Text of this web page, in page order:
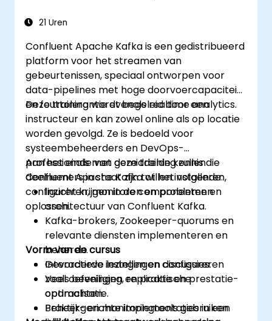
21 Uren
Confluent Apache Kafka is een gedistribueerd
platform voor het streamen van
gebeurtenissen, speciaal ontworpen voor
data-pipelines met hoge doorvoercapaciteit
en fouttolerantie evenals realtime analytics.
Deze training wordt begeleid door een
instructeur en kan zowel online als op locatie
worden gevolgd. Ze is bedoeld voor
systeembeheerders en DevOps-
professionals met gemiddelde kennis die
Confluent Apache Kafka willen installeren,
configureren, monitoren en problemen
oplossen.
Aan het einde van deze training zullen
deelnemers in staat zijn tot het volgende:
Inzicht krijgen in de componenten en
architectuur van Confluent Kafka.
Kafka-brokers, Zookeeper-quorums en
relevante diensten implementeren en
beheren.
Gevorderde instellingen configureren
zoals beveiliging, replicatie en prestatie-
optimalisatie.
Beheer- en monitoringtools gebruiken
Vorm van de cursus
Interactieve lezingen en discussies.
Veel oefeningen en praktische
opdrachten.
Praktijkgerichte implementaties in een